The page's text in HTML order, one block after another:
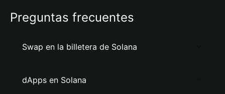
Preguntas frecuentes
Swap en la billetera de Solana
dApps en Solana